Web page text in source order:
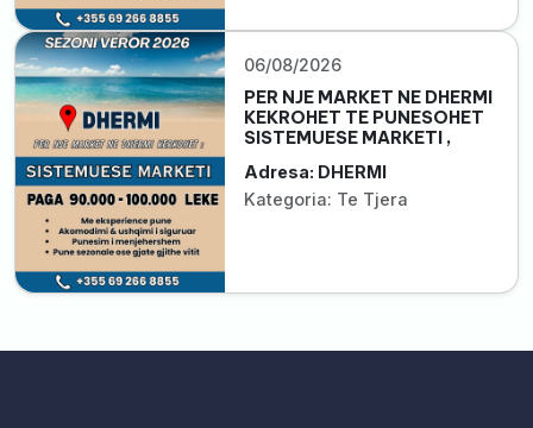
06/08/2026
PER NJE MARKET NE DHERMI
KEKROHET TE PUNESOHET
SISTEMUESE MARKETI ,
Adresa: DHERMI
Kategoria: Te Tjera